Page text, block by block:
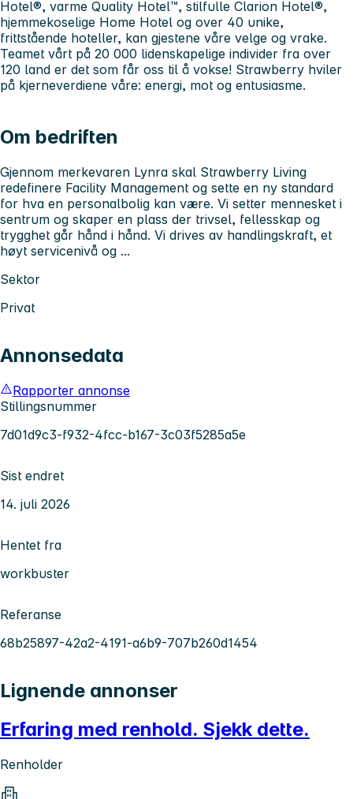
Hotel®, varme Quality Hotel™, stilfulle Clarion Hotel®,
hjemmekoselige Home Hotel og over 40 unike,
frittstående hoteller, kan gjestene våre velge og vrake.
Teamet vårt på 20 000 lidenskapelige individer fra over
120 land er det som får oss til å vokse! Strawberry hviler
på kjerneverdiene våre: energi, mot og entusiasme.
Om bedriften
Gjennom merkevaren Lynra skal Strawberry Living
redefinere Facility Management og sette en ny standard
for hva en personalbolig kan være. Vi setter mennesket i
sentrum og skaper en plass der trivsel, fellesskap og
trygghet går hånd i hånd. Vi drives av handlingskraft, et
høyt servicenivå og ...
Sektor
Privat
Annonsedata
Rapporter annonse
Stillingsnummer
7d01d9c3-f932-4fcc-b167-3c03f5285a5e
Sist endret
14. juli 2026
Hentet fra
workbuster
Referanse
68b25897-42a2-4191-a6b9-707b260d1454
Lignende annonser
Erfaring med renhold. Sjekk dette.
Renholder